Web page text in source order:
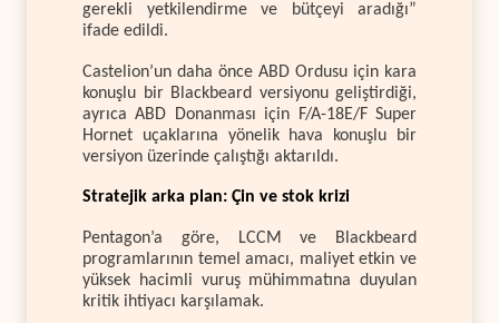
gerekli yetkilendirme ve bütçeyi aradığı”
ifade edildi.
Castelion’un daha önce ABD Ordusu için kara
konuşlu bir Blackbeard versiyonu geliştirdiği,
ayrıca ABD Donanması için F/A-18E/F Super
Hornet uçaklarına yönelik hava konuşlu bir
versiyon üzerinde çalıştığı aktarıldı.
Stratejik arka plan: Çin ve stok krizi
Pentagon’a göre, LCCM ve Blackbeard
programlarının temel amacı, maliyet etkin ve
yüksek hacimli vuruş mühimmatına duyulan
kritik ihtiyacı karşılamak.